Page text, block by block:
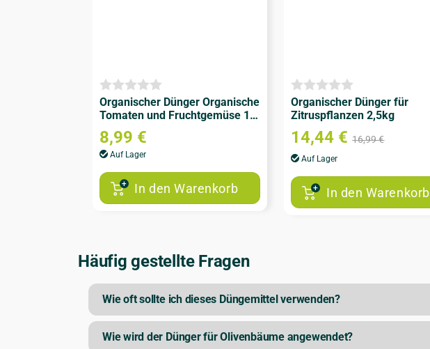
Organischer Dünger Organische
Tomaten und Fruchtgemüse 1
kg
8,99 €
Auf Lager
In den Warenkorb
Organischer Dünger für
Zitruspflanzen 2,5kg
16,99€
14,44 €
Auf Lager
In den Warenkorb
Häufig gestellte Fragen
Wie oft sollte ich dieses Düngemittel verwenden?
Wie wird der Dünger für Olivenbäume angewendet?